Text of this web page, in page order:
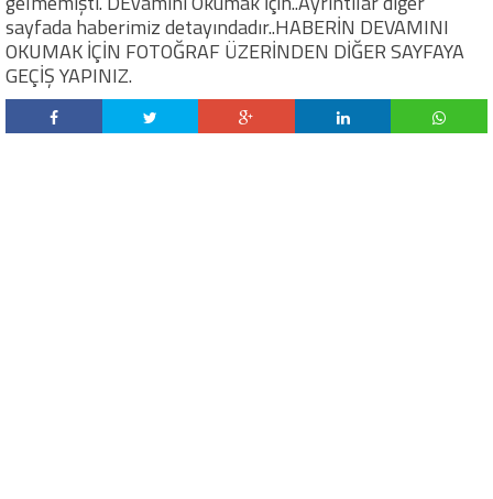
sayfada haberimiz detayındadır..HABERİN DEVAMINI
OKUMAK İÇİN FOTOĞRAF ÜZERİNDEN DİĞER SAYFAYA
GEÇİŞ YAPINIZ.